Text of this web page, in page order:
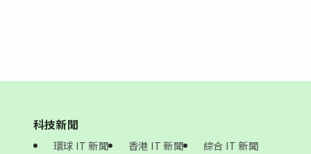
科技新聞
環球 IT 新聞 香港 IT 新聞
綜合 IT 新聞